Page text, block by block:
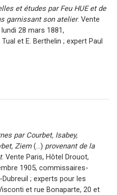
et études par Feu HUE et de
garnissant son atelier. Vente
lundi 28 mars 1881,
et E. Berthelin ; expert Paul
par Courbet, Isabey,
Ziem(...) provenant de la
. Vente Paris, Hôtel Drouot,
1905, commissaires-
; experts pour les
et rue Bonaparte, 20 et